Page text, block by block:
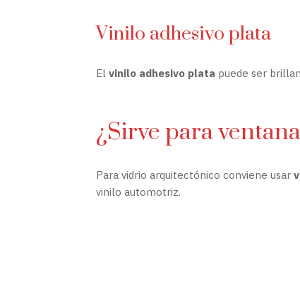
Vinilo adhesivo plata
El vinilo adhesivo plata puede ser
¿Sirve para
Para vidrio arquitectónico conviene usar
vinilo automotriz.